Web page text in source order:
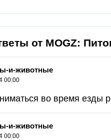
от MOGZ:
и-животные
00:00
во время езды
и-животные
00:00